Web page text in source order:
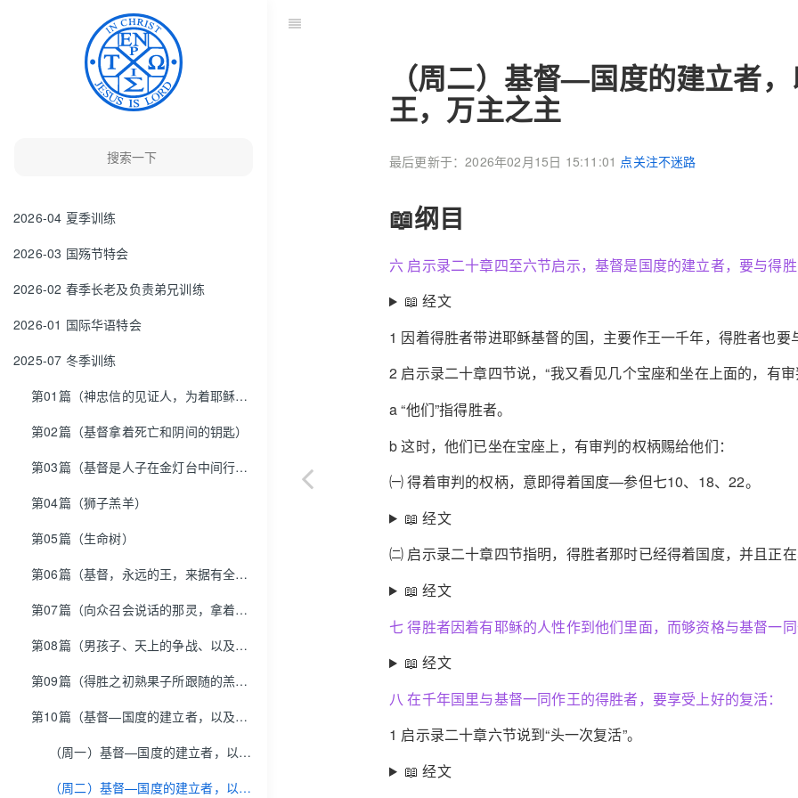
2026-04 夏季训练
2026-03 国殇节特会
2026-02 春季长老及负责弟兄训练
2026-01 国际华语特会
2025-07 冬季训练
第01篇（神忠信的见证人，为着耶稣的见证）
第02篇（基督拿着死亡和阴间的钥匙）
第03篇（基督是人子在金灯台中间行走）
第04篇（狮子羔羊）
第05篇（生命树）
第06篇（基督，永远的王，来据有全地并完成神的奥秘）
第07篇（向众召会说话的那灵，拿着大卫的钥匙者，以及要与得胜者一同坐席者）
第08篇（男孩子、天上的争战、以及得胜的圣徒）
第09篇（得胜之初熟果子所跟随的羔羊）
第10篇（基督—国度的建立者，以及神的话—万王之王，万主之主）
（周一）基督—国度的建立者，以及神的话—万王之王，万主之主
（周二）基督—国度的建立者，以及神的话—万王之王，万主之主
（周二）基督—国度的建立者
王，万主之主
最后更新于：2026年02月15日 15:11:01 点关注不迷路
📖纲目
六 启示录二十章四至六节启示，基督是国度的建立者，要与得胜
📖 经文
1 因着得胜者带进耶稣基督的国，主要作王一千年，得胜者也要
2 启示录二十章四节说，“我又看见几个宝座和坐在上面的，有审
a “他们”指得胜者。
b 这时，他们已坐在宝座上，有审判的权柄赐给他们：
㈠ 得着审判的权柄，意即得着国度—参但七10、18、22。
📖 经文
㈡ 启示录二十章四节指明，得胜者那时已经得着国度，并且正在
📖 经文
七 得胜者因着有耶稣的人性作到他们里面，而够资格与基督一
📖 经文
八 在千年国里与基督一同作王的得胜者，要享受上好的复活：
1 启示录二十章六节说到“头一次复活”。
📖 经文